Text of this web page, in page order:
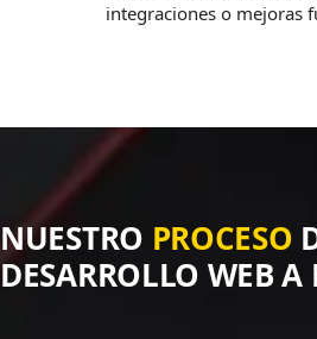
integraciones o mejoras
NUESTRO PROCESO
DESARROLLO WEB